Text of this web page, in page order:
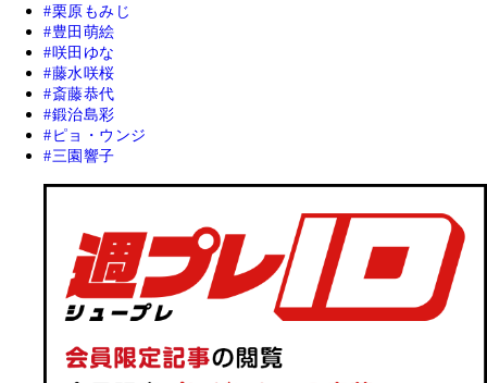
栗原もみじ
豊田萌絵
咲田ゆな
藤水咲桜
斎藤恭代
鍛治島彩
ピョ・ウンジ
三園響子